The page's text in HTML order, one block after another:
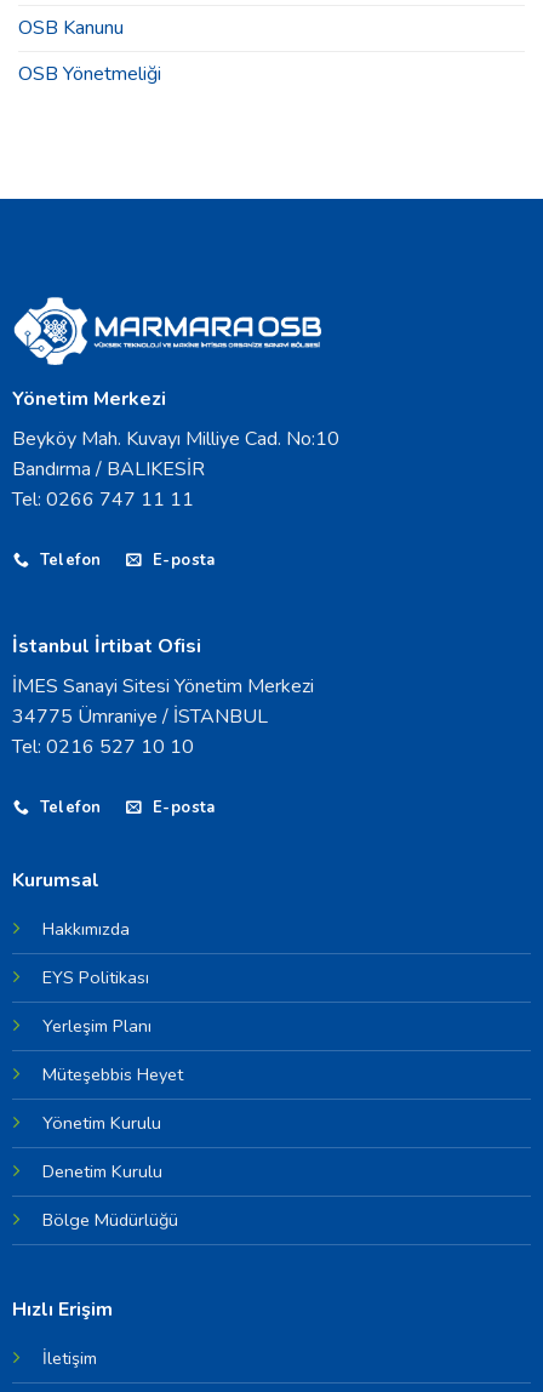
Duyurusu
OSB Kanunu
OSB Yönetmeliği
Yönetim Merkezi
Beyköy Mah. Kuvayı Milliye Cad. No:10
Bandırma / BALIKESİR
Tel: 0266 747 11 11
Telefon E-posta
İstanbul İrtibat Ofisi
İMES Sanayi Sitesi Yönetim Merkezi
34775 Ümraniye / İSTANBUL
Tel: 0216 527 10 10
Telefon E-posta
Kurumsal
Hakkımızda
EYS Politikası
Yerleşim Planı
Müteşebbis Heyet
Yönetim Kurulu
Denetim Kurulu
Bölge Müdürlüğü
Hızlı Erişim
İletişim